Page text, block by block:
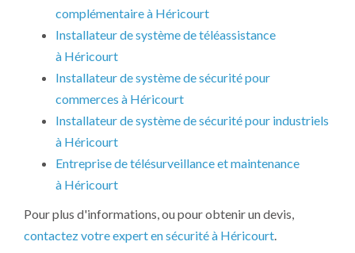
complémentaire à Héricourt
Installateur de système de téléassistance
à Héricourt
Installateur de système de sécurité pour
commerces à Héricourt
Installateur de système de sécurité pour industriels
à Héricourt
Entreprise de télésurveillance et maintenance
à Héricourt
Pour plus d'informations, ou pour obtenir un devis,
contactez votre expert en sécurité à Héricourt.